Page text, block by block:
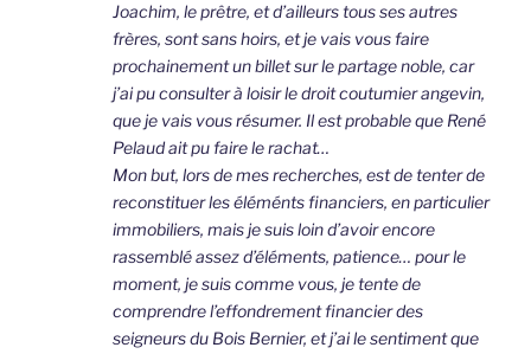
Joachim, le prêtre, et d’ailleurs tous ses autres
frères, sont sans hoirs, et je vais vous faire
prochainement un billet sur le partage noble, car
j’ai pu consulter à loisir le droit coutumier angevin,
que je vais vous résumer. Il est probable que René
Pelaud ait pu faire le rachat…
Mon but, lors de mes recherches, est de tenter de
reconstituer les éléménts financiers, en particulier
immobiliers, mais je suis loin d’avoir encore
rassemblé assez d’éléments, patience… pour le
moment, je suis comme vous, je tente de
comprendre l’effondrement financier des
seigneurs du Bois Bernier, et j’ai le sentiment que